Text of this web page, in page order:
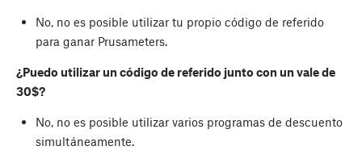
No, no es posible utilizar tu propio código de referido
para ganar Prusameters.
¿Puedo utilizar un código de referido junto con un vale de
30$?
No, no es posible utilizar varios programas de descuento
simultáneamente.